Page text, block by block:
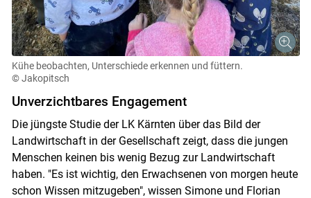
Kühe beobachten, Unterschiede erkennen und füttern.
© Jakopitsch
Unverzichtbares Engagement
Die jüngste Studie der LK Kärnten über das Bild der
Landwirtschaft in der Gesellschaft zeigt, dass die jungen
Menschen keinen bis wenig Bezug zur Landwirtschaft
haben. "Es ist wichtig, den Erwachsenen von morgen heute
schon Wissen mitzugeben", wissen Simone und Florian